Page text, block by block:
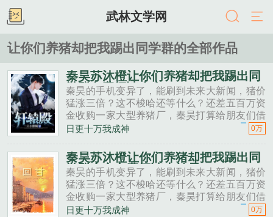
武林文学网
让你们养猪却把我踢出同学群的全部作品
秦昊苏沐橙让你们养猪却把我踢出同
学群免费阅读全文
秦昊的手机变异了，能刷到未来大新闻，猪价
猛涨三倍？这不梭哈还等什么？还差五百万资
金收购一家大型养猪厂，秦昊打算给朋友们借
一点。秦昊老班长啊，我想回家养猪，要不要
秦昊二狗子，借500万买点......
日更十万我成神 0万
秦昊苏沐橙让你们养猪却把我踢出同
学群全文免费阅读大结局
秦昊的手机变异了，能刷到未来大新闻，猪价
猛涨三倍？这不梭哈还等什么？还差五百万资
金收购一家大型养猪厂，秦昊打算给朋友们借
一点。秦昊老班长啊，我想回家养猪，要不要
日更十万我成神 0万